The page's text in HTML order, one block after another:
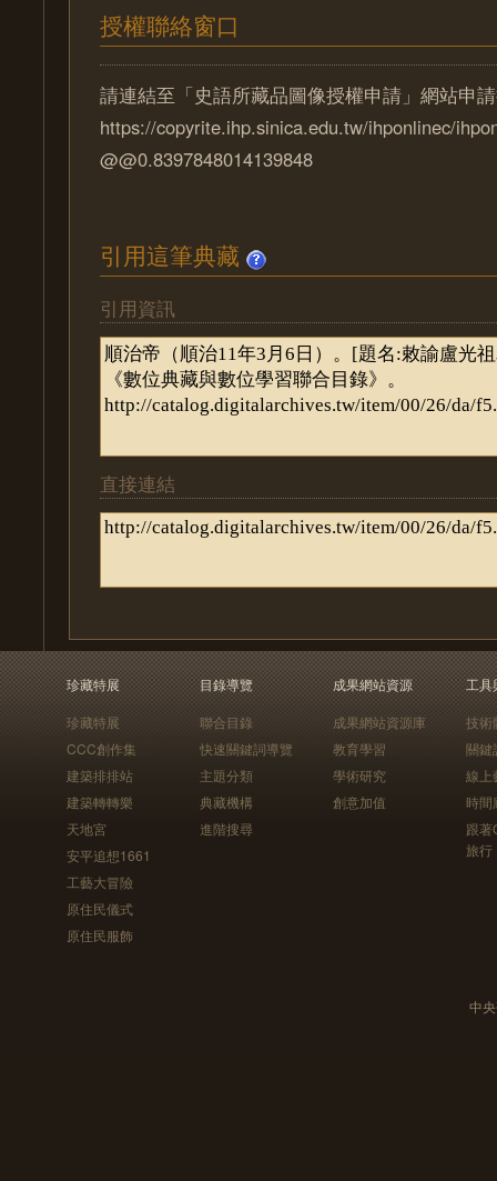
授權聯絡窗口
請連結至「史語所藏品圖像授權申請」網站申
https://copyrite.ihp.sinica.edu.tw/ihponlinec/
@@0.8397848014139848
引用這筆典藏
引用資訊
直接連結
珍藏特展
珍藏特展
CCC創作集
建築排排站
建築轉轉樂
天地宮
安平追想1661
工藝大冒險
原住民儀式
原住民服飾
目錄導覽
聯合目錄
快速關鍵詞導覽
主題分類
典藏機構
進階搜尋
成果網站資源
成果網站資源庫
教育學習
學術研究
創意加值
工具
技術
關鍵
線上
時間
跟
旅行
中